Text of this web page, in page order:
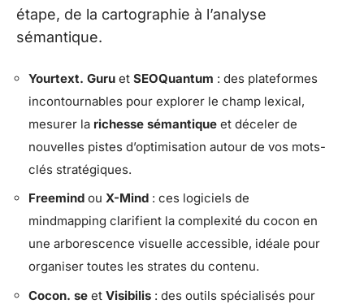
étape, de la cartographie à l’analyse
sémantique.
Yourtext. Guru et SEOQuantum : des plateformes
incontournables pour explorer le champ lexical,
mesurer la richesse sémantique et déceler de
nouvelles pistes d’optimisation autour de vos mots-
clés stratégiques.
Freemind ou X-Mind : ces logiciels de
mindmapping clarifient la complexité du cocon en
une arborescence visuelle accessible, idéale pour
organiser toutes les strates du contenu.
Cocon. se et Visibilis : des outils spécialisés pour